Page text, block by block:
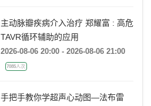
主动脉瓣疾病介入治疗 郑耀富 : 高危
TAVR循环辅助的应用
2026-08-06 20:00 - 2026-08-06 21:00
7085人次
手把手教你学超声心动图—法布雷